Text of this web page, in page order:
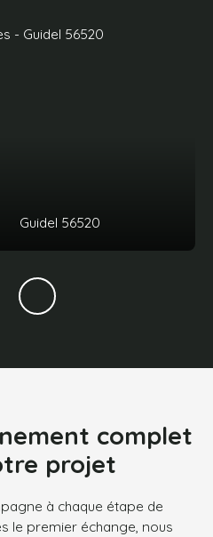
Guidel 56520
complet
projet
à chaque étape de
le premier échange, nous